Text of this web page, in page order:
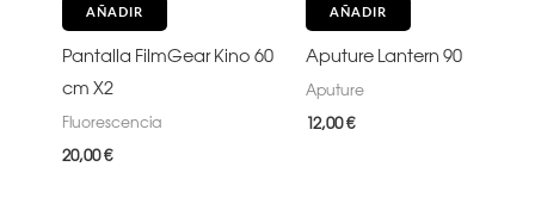
AÑADIR
Pantalla FilmGear Kino 60
cm X2
Fluorescencia
20,00€
AÑADIR
Aputure Lantern 90
Aputure
12,00€